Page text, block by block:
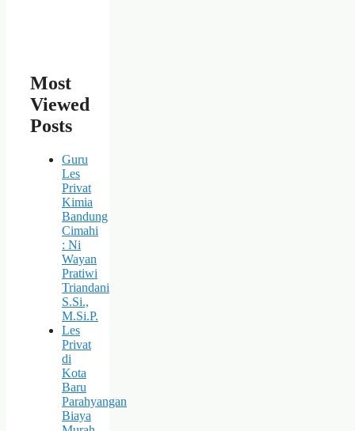
Most
Viewed
Posts
Guru
Les
Privat
Kimia
Bandung
Cimahi
: Ni
Wayan
Pratiwi
Triandani
S.Si.,
M.Si.P.
Les
Privat
di
Kota
Baru
Parahyangan
Biaya